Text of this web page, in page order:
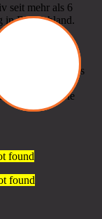
seit mehr als 6
in Deutschland.
und
unsere
des Lehrens
mit uns
Lassen Sie
found
found